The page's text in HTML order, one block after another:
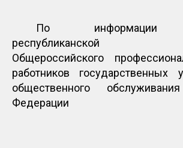
По информации
республиканской
Общероссийского
работников государственных
общественного
Федерации